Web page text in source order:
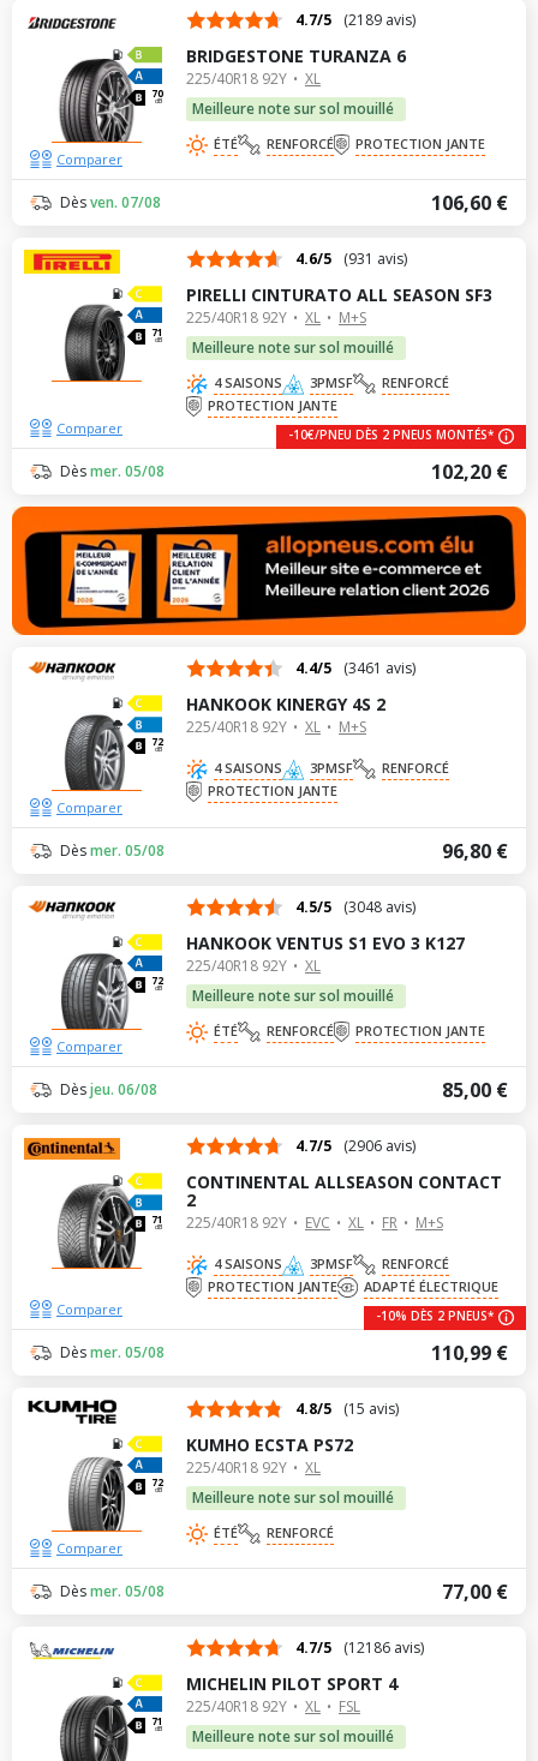
70
dB
4.7/5 (2189 avis)
BRIDGESTONE TURANZA 6
225/40R18 92Y
XL
Meilleure note sur sol mouillé
ÉTÉ RENFORCÉ PROTECTION JANTE
106,60 €
Dèsven. 07/08
Comparer
71
dB
4.6/5 (931 avis)
PIRELLI CINTURATO ALL SEASON SF3
225/40R18 92Y XL
M+S
Meilleure note sur sol mouillé
4 SAISONS 3PMSF
RENFORCÉ
PROTECTION JANTE
102,20 €
Dèsmer. 05/08
Comparer -10€/PNEU DÈS 2 PNEUS MONTÉS*
72
dB
4.4/5 (3461 avis)
HANKOOK KINERGY 4S 2
225/40R18 92Y XL M+S
4 SAISONS 3PMSF
RENFORCÉ
PROTECTION JANTE
96,80 €
Dèsmer. 05/08
Comparer
72
dB
4.5/5 (3048 avis)
HANKOOK VENTUS S1 EVO 3 K127
225/40R18 92Y
XL
Meilleure note sur sol mouillé
ÉTÉ RENFORCÉ PROTECTION JANTE
85,00 €
Dèsjeu. 06/08
Comparer
71
dB
4.7/5 (2906 avis)
CONTINENTAL ALLSEASON CONTACT
2
225/40R18 92Y EVC XL FR M+S
4 SAISONS 3PMSF
RENFORCÉ
PROTECTION JANTE
ADAPTÉ ÉLECTRIQUE
110,99 €
Dèsmer. 05/08
Comparer -10% DÈS 2 PNEUS*
72
dB
4.8/5 (15 avis)
KUMHO ECSTA PS72
225/40R18 92Y
XL
Meilleure note sur sol mouillé
ÉTÉ RENFORCÉ
77,00 €
Dèsmer. 05/08
Comparer
71
dB
4.7/5 (12186 avis)
MICHELIN PILOT SPORT 4
225/40R18 92Y XL
FSL
Meilleure note sur sol mouillé